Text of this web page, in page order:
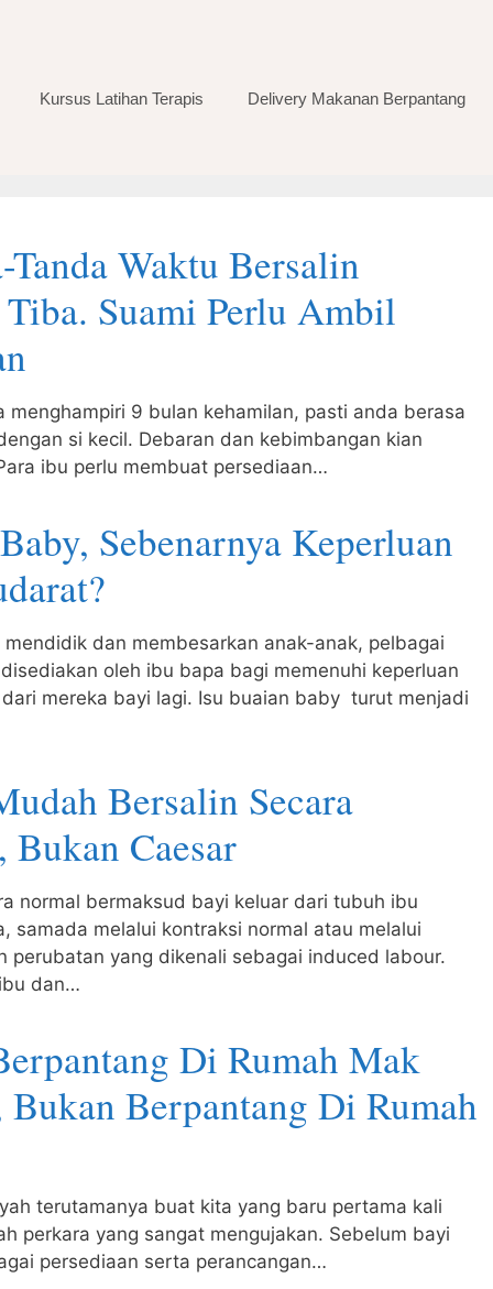
Kursus Latihan Terapis Delivery Makanan Berpantang
Tanda Waktu Bersalin
Suami Perlu Ambil
menghampiri 9 bulan kehamilan, pasti anda berasa
si kecil. Debaran dan kebimbangan kian
ibu perlu membuat persediaan…
Sebenarnya Keperluan
mendidik dan membesarkan anak-anak, pelbagai
oleh ibu bapa bagi memenuhi keperluan
mereka bayi lagi. Isu buaian baby turut menjadi
Bersalin Secara
Caesar
normal bermaksud bayi keluar dari tubuh ibu
samada melalui kontraksi normal atau melalui
perubatan yang dikenali sebagai induced labour.
dan…
Di Rumah Mak
Berpantang Di Rumah
terutamanya buat kita yang baru pertama kali
perkara yang sangat mengujakan. Sebelum bayi
persediaan serta perancangan…